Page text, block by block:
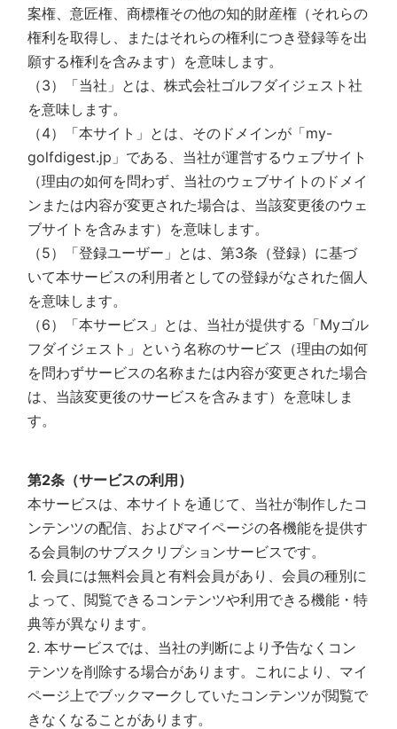
案権、意匠権、商標権その他の知的財産権（それらの
権利を取得し、またはそれらの権利につき登録等を出
願する権利を含みます）を意味します。
（3）「当社」とは、株式会社ゴルフダイジェスト社
を意味します。
（4）「本サイト」とは、そのドメインが「my-
golfdigest.jp」である、当社が運営するウェブサイト
（理由の如何を問わず、当社のウェブサイトのドメイ
ンまたは内容が変更された場合は、当該変更後のウェ
ブサイトを含みます）を意味します。
（5）「登録ユーザー」とは、第3条（登録）に基づ
いて本サービスの利用者としての登録がなされた個人
を意味します。
（6）「本サービス」とは、当社が提供する「Myゴル
フダイジェスト」という名称のサービス（理由の如何
を問わずサービスの名称または内容が変更された場合
は、当該変更後のサービスを含みます）を意味しま
す。
第2条（サービスの利用）
本サービスは、本サイトを通じて、当社が制作したコ
ンテンツの配信、およびマイページの各機能を提供す
る会員制のサブスクリプションサービスです。
1. 会員には無料会員と有料会員があり、会員の種別に
よって、閲覧できるコンテンツや利用できる機能・特
典等が異なります。
2. 本サービスでは、当社の判断により予告なくコン
テンツを削除する場合があります。これにより、マイ
ページ上でブックマークしていたコンテンツが閲覧で
きなくなることがあります。